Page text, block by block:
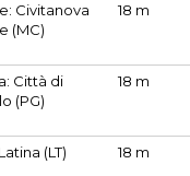
Civitanova
(MC)
18 m
Città di
(PG)
18 m
(LT) 18 m